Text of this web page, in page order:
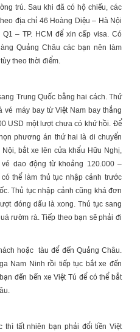
trú. Sau khi đã có hộ chiếu, các
địa chỉ 46 Hoàng Diệu – Hà Nội
– TP. HCM để xin cấp visa. Có
Quảng Châu các bạn nên làm
theo thời điểm.
Trung Quốc bằng hai cách. Thứ
vé máy bay từ Việt Nam bay thẳng
USD một lượt chưa có khứ hồi. Để
phương án thứ hai là di chuyển
bắt xe lên cửa khẩu Hữu Nghị,
dao động từ khoảng 120.000 –
thể làm thủ tục nhập cảnh trước
Thủ tục nhập cảnh cũng khá đơn
đóng dấu là xong. Thủ tục sang
rườm rà. Tiếp theo bạn sẽ phải đi
hoặc tàu để đến Quảng Châu.
Nam Ninh rồi tiếp tục bắt xe đến
đến bến xe Việt Tú để có thể bắt
thì tất nhiên bạn phải đổi tiền Việt